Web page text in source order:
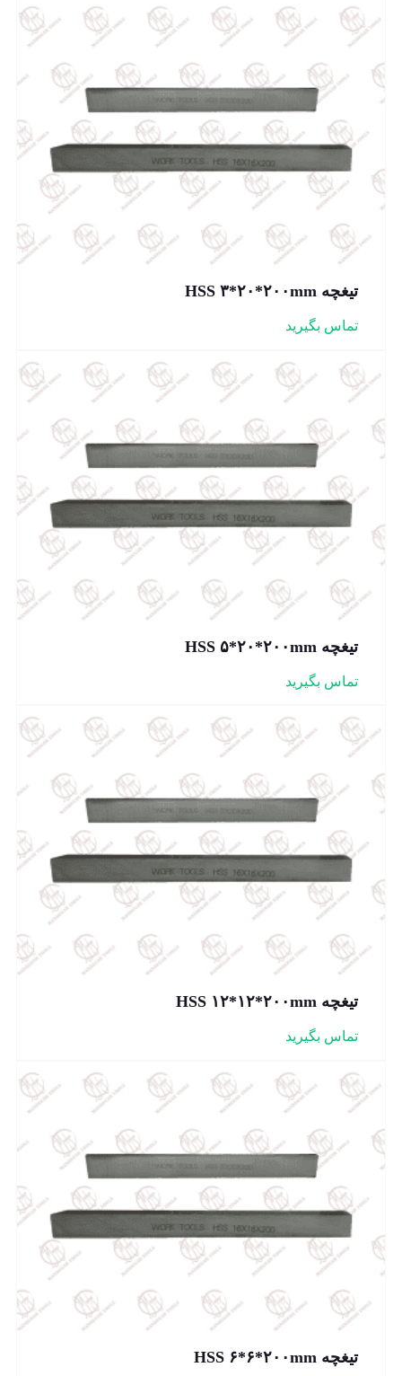
تیغچه HSS ۳*۲۰*۲۰۰mm
تماس بگیرید
تیغچه HSS ۵*۲۰*۲۰۰mm
تماس بگیرید
تیغچه HSS ۱۲*۱۲*۲۰۰mm
تماس بگیرید
تیغچه HSS ۶*۶*۲۰۰mm